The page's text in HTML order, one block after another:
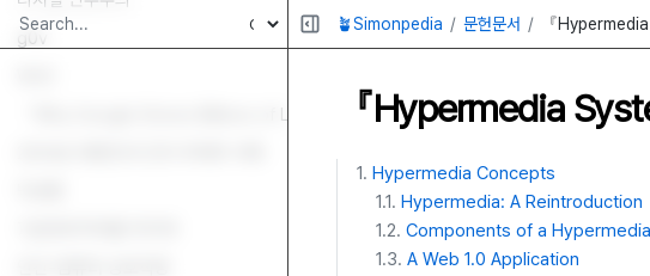
g0v
『Why Google Stores Billions of Lines of Code in a Single Repository』
🪴Simonpedia 문헌문서 『
『Hypermedia
Hypermedia Concepts
Hypermedia: A Reintroduction
Components of a
A Web 1.0 Application